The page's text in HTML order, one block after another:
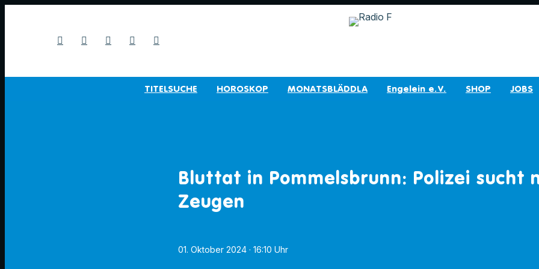
TITELSUCHE HOROSKOP MONATSBLÄDDLA Engelein e.V. SHOP JOBS
Bluttat in Pommelsbrunn: Polizei sucht
Zeugen
01. Oktober 2024 · 16:10 Uhr